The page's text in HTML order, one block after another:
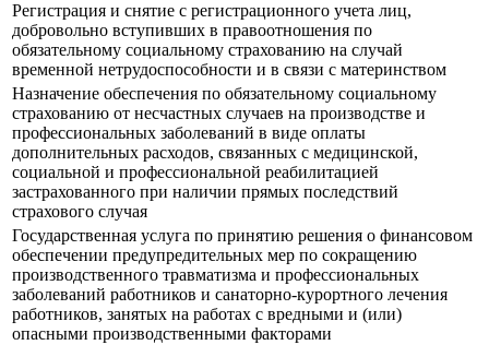
Регистрация и снятие с регистрационного учета лиц,
добровольно вступивших в правоотношения по
обязательному социальному страхованию на случай
временной нетрудоспособности и в связи с материнством
Назначение обеспечения по обязательному социальному
страхованию от несчастных случаев на производстве и
профессиональных заболеваний в виде оплаты
дополнительных расходов, связанных с медицинской,
социальной и профессиональной реабилитацией
застрахованного при наличии прямых последствий
страхового случая
Государственная услуга по принятию решения о финансовом
обеспечении предупредительных мер по сокращению
производственного травматизма и профессиональных
заболеваний работников и санаторно-курортного лечения
работников, занятых на работах с вредными и (или)
опасными производственными факторами